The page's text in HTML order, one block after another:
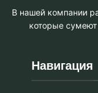
В нашей компании
которые
Навигация